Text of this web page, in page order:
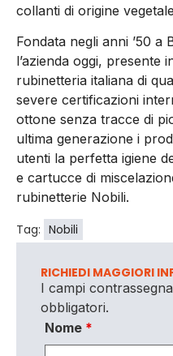
collanti di origine
Fondata negli anni ’50
l’azienda oggi, presente
rubinetteria italiana di
severe certificazioni
ottone senza tracce di
ultima generazione i
utenti la perfetta igiene
e cartucce di
rubinetterie Nobili.
Tag: Nobili
RICHIEDI MAGGIORI
I campi
obbligatori.
Nome *